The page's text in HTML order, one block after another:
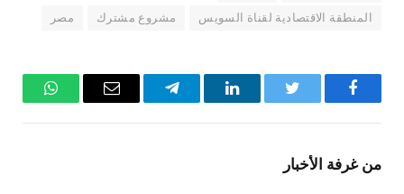
المنطقة الاقتصادية لقناة السويس مشروع مشترك مصر
فيسبوك تويتر لينكدإن تيلقرام
البريد
واتساب
من غرفة الأخبار